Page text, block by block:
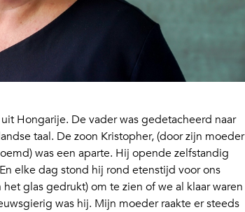
Hongarije. De vader was gedetacheerd naar
taal. De zoon Kristopher, (door zijn moeder
was een aparte. Hij opende zelfstandig
elke dag stond hij rond etenstijd voor ons
glas gedrukt) om te zien of we al klaar waren
was hij. Mijn moeder raakte er steeds